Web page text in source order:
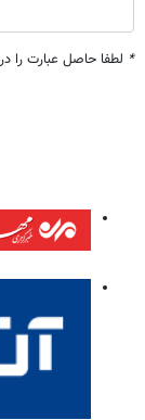
* لطفا حاصل عبارت را